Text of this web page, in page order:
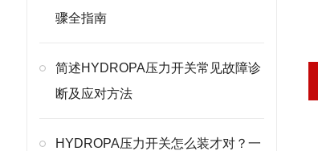
骤全指南
简述HYDROPA压力开关常见故障诊
断及应对方法
HYDROPA压力开关怎么装才对？一